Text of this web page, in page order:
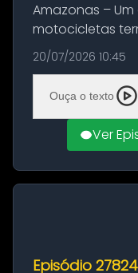
Amazonas –
motocicletas
Figueiredo de
de São
Amazonas. A
20/07/2026 10:45
Ouça o texto
Ver
Episódio